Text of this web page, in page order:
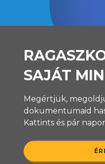
SAJÁT
Megértjük,
dokumentumaid
Kattints és pár